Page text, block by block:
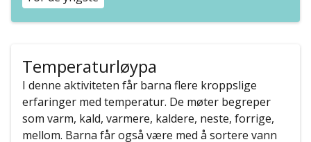
Temperaturløypa
I denne aktiviteten får barna flere kroppslige
erfaringer med temperatur. De møter begreper
som varm, kald, varmere, kaldere, neste, forrige,
mellom. Barna får også være med å sortere vann